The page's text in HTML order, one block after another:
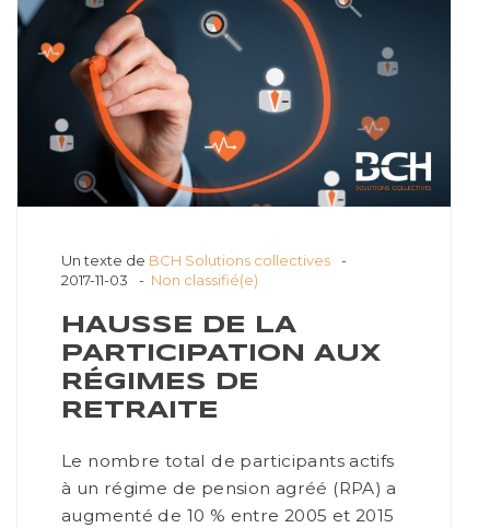
Un texte de BCH Solutions collectives
2017-11-03
Non classifié(e)
HAUSSE DE LA
PARTICIPATION AUX
RÉGIMES DE
RETRAITE
Le nombre total de participants actifs
à un régime de pension agréé (RPA) a
augmenté de 10 % entre 2005 et 2015